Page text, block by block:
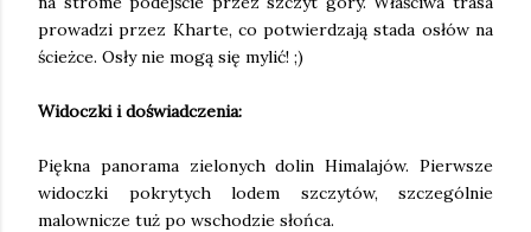
prowadzi przez Kharte, co potwierdzają stada osłów na
ścieżce. Osły nie mogą się mylić! ;)
Widoczki i doświadczenia:
Piękna panorama zielonych dolin Himalajów. Pierwsze
widoczki pokrytych lodem szczytów, szczególnie
malownicze tuż po wschodzie słońca.